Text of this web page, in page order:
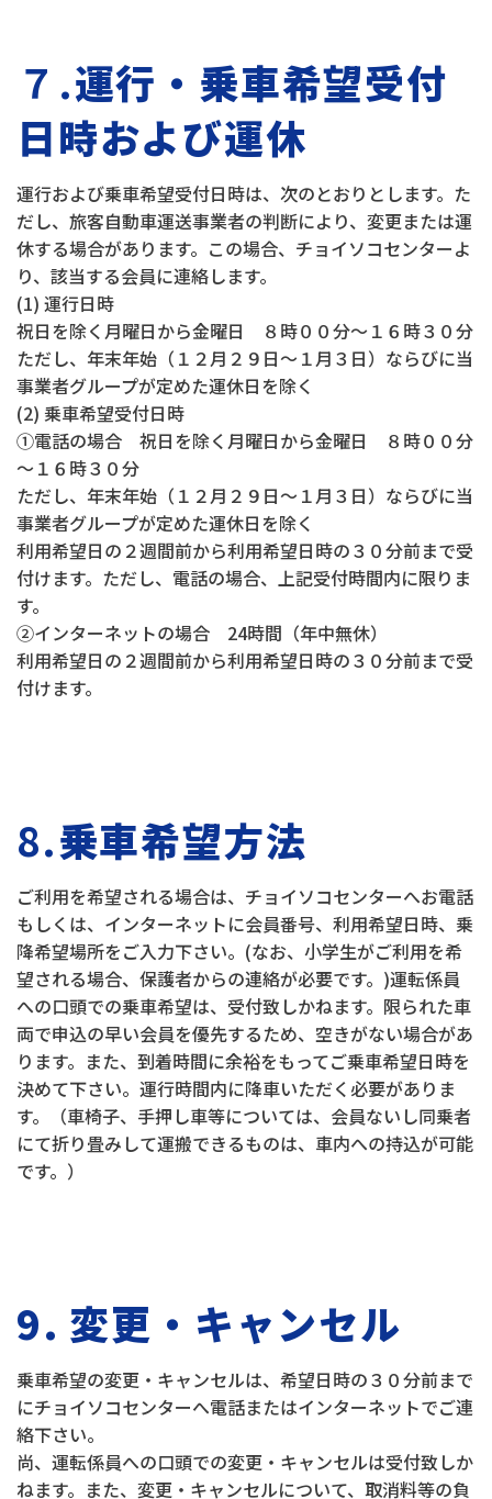
７.運行・乗車希望受付
日時および運休
運行および乗車希望受付日時は、次のとおりとします。た
だし、旅客自動車運送事業者の判断により、変更または運
休する場合があります。この場合、チョイソコセンターよ
り、該当する会員に連絡します。
(1) 運行日時
祝日を除く月曜日から金曜日 ８時００分～１６時３０分
ただし、年末年始（１２月２９日～１月３日）ならびに当
事業者グループが定めた運休日を除く
(2) 乗車希望受付日時
①電話の場合 祝日を除く月曜日から金曜日 ８時００分
～１６時３０分
ただし、年末年始（１２月２９日～１月３日）ならびに当
事業者グループが定めた運休日を除く
利用希望日の２週間前から利用希望日時の３０分前まで受
付けます。ただし、電話の場合、上記受付時間内に限りま
す。
②インターネットの場合 24時間（年中無休）
利用希望日の２週間前から利用希望日時の３０分前まで受
付けます。
8.乗車希望方法
ご利用を希望される場合は、チョイソコセンターへお電話
もしくは、インターネットに会員番号、利用希望日時、乗
降希望場所をご入力下さい。(なお、小学生がご利用を希
望される場合、保護者からの連絡が必要です。)運転係員
への口頭での乗車希望は、受付致しかねます。限られた車
両で申込の早い会員を優先するため、空きがない場合があ
ります。また、到着時間に余裕をもってご乗車希望日時を
決めて下さい。運行時間内に降車いただく必要がありま
す。（車椅子、手押し車等については、会員ないし同乗者
にて折り畳みして運搬できるものは、車内への持込が可能
です。）
9. 変更・キャンセル
乗車希望の変更・キャンセルは、希望日時の３０分前まで
にチョイソコセンターへ電話またはインターネットでご連
絡下さい。
尚、運転係員への口頭での変更・キャンセルは受付致しか
ねます。また、変更・キャンセルについて、取消料等の負